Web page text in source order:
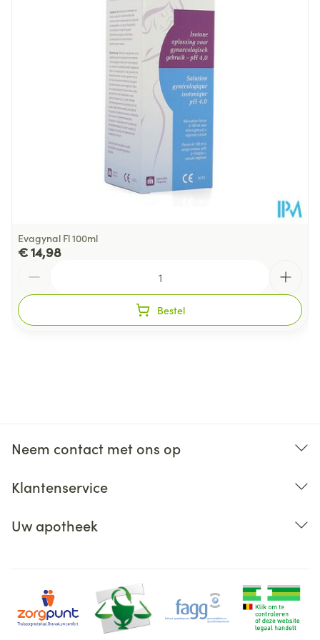
100
Kamertemperatuur (15°C - 25°C)
Evagynal Fl 100ml
€ 14,98
Bestel
Neem contact met ons op
Klantenservice
Uw apotheek